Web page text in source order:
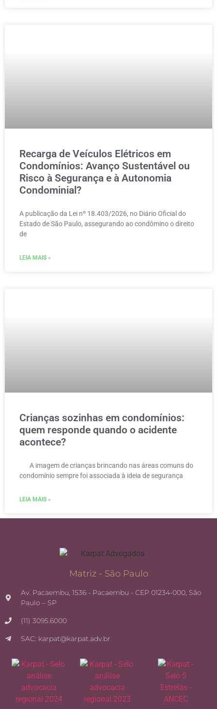
Recarga de Veículos Elétricos em
Condomínios: Avanço Sustentável ou
Risco à Segurança e à Autonomia
Condominial?
A publicação da Lei nº 18.403/2026, no Diário Oficial do
Estado de São Paulo, assegurando ao condômino o direito
de
LEIA MAIS »
Crianças sozinhas em condomínios:
quem responde quando o acidente
acontece?
A imagem de crianças brincando nas áreas comuns do
condomínio sempre foi associada à ideia de segurança
LEIA MAIS »
Matriz - São Paulo
Av. Pacaembu, 1536 - Pacaembu - CEP 01234-000, São
Paulo – SP
(11) 3095.6000
SAC: karpat@karpat.adv.br